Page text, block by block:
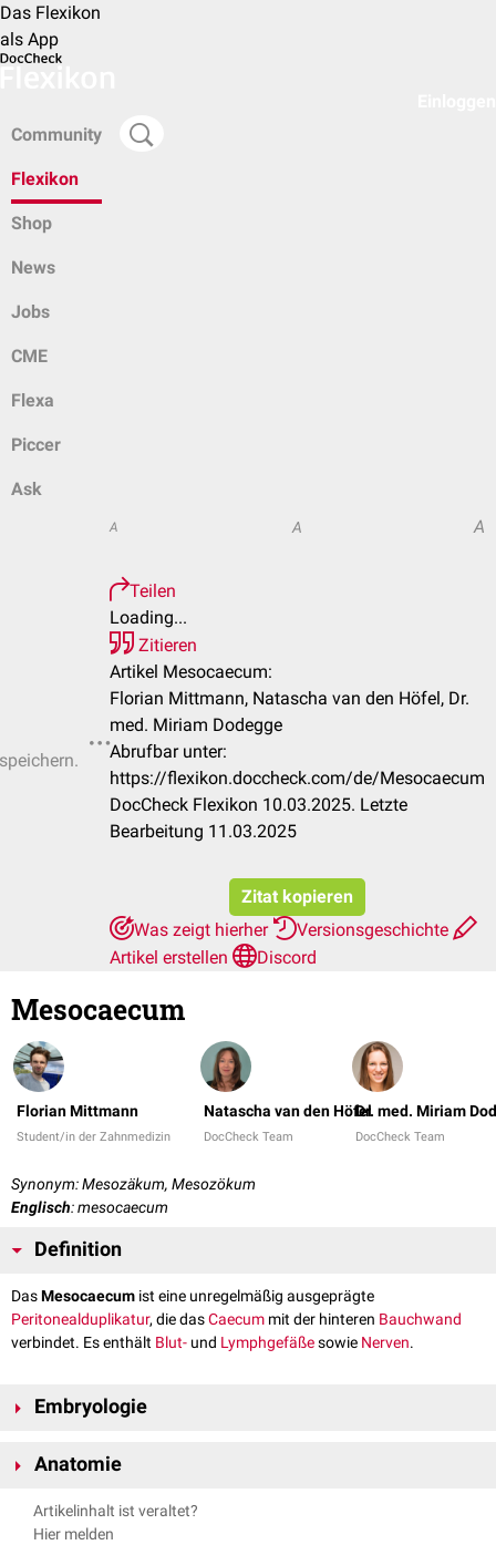
Das Flexikon
als App
Community
Flexikon
Shop
News
Jobs
CME
Flexa
Piccer
Ask
A A A
Teilen
Loading...
Zitieren
Artikel Mesocaecum:
Florian Mittmann, Natascha van den Höfel, Dr.
med. Miriam Dodegge
Abrufbar unter:
https://flexikon.doccheck.com/de/Mesocaecum
DocCheck Flexikon 10.03.2025. Letzte
Bearbeitung 11.03.2025
Zitat kopieren
Was zeigt hierher
Versionsgeschichte
Artikel erstellen
Discord
Mesocaecum
Florian Mittmann
Student/in der Zahnmedizin
Natascha van den Höfel
DocCheck Team
Dr. med. Miriam
DocCheck Team
Synonym: Mesozäkum, Mesozökum
Englisch: mesocaecum
Definition
DasMesocaecum ist eine unregelmäßig ausgeprägte
Peritonealduplikatur, die dasCaecum mit der hinteren Bauchwand
verbindet. Es enthält Blut- und Lymphgefäßesowie Nerven.
Embryologie
kann mit der hinteren Bauchwand verschmelzen oder erhalten bleiben.
Anatomie
Je nach Ausprägung des Mesocaecums unterscheidet man:
Caecum fixum: sekundär
Artikelinhalt ist veraltet?
Hier melden